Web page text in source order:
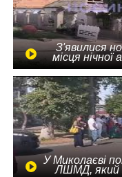
З'явилися
місця
У Миколаєві
ЛШМД, який